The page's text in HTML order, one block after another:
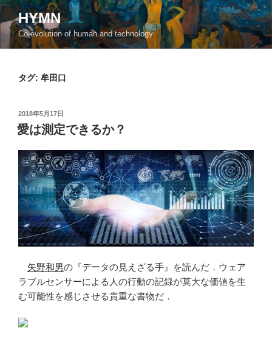
コ
ン
テ
ン
HYMN
Co-evolution of human and technology
タグ: 牟田口
投
稿
日:
2018年5月17日
愛は測定できるか？
矢野和男の『データの見えざる手』を読んだ．ウェア
ラブルセンサーによる人の行動の記録が莫大な価値を生
む可能性を感じさせる貴重な書物だ．